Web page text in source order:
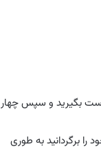
بگیرید و سپس چهار
برگردانید به طوری